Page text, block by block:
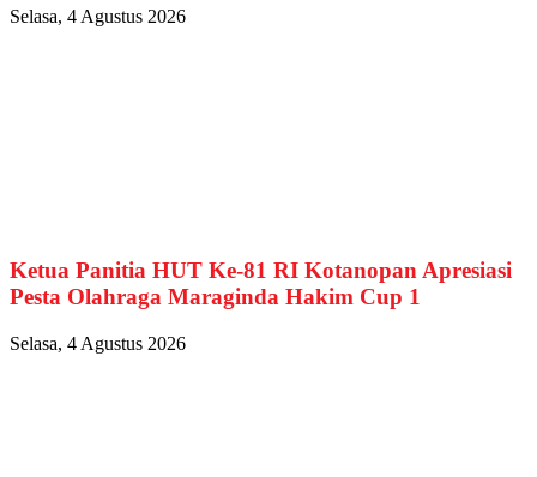
Selasa, 4 Agustus 2026
Ketua Panitia HUT Ke-81 RI Kotanopan Apresiasi
Pesta Olahraga Maraginda Hakim Cup 1
Selasa, 4 Agustus 2026